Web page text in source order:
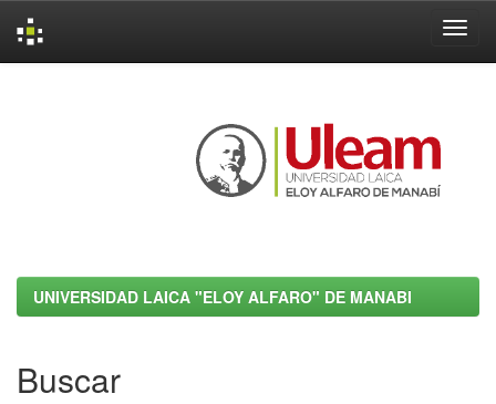
UNIVERSIDAD LAICA "ELOY ALFARO" DE MANABI
Buscar